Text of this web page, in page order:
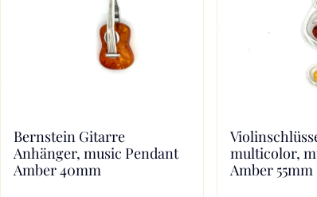
Bernstein Gitarre
Anhänger, music Pendant
Amber 40mm
multicolor,
Amber 55mm